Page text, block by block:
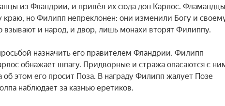
из Фландрии, и привёл их сюда дон Карлос. Фламандцы
краю, но Филипп непреклонен: они изменили Богу и
и народ, и двор, лишь монахи вторят Филиппу.
назначить его правителем Фландрии. Филипп
обнажает шпагу. Придворные и стража опасаются с
об этом его просит Поза. В награду Филипп жалует Позе
наблюдает за казнью еретиков.